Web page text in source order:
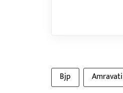
Bjp Amravati